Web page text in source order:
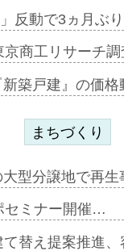
反動で3ヵ月ぶ
京商工リサーチ
築戸建』の価
まちづくり
型分譲地で再
セミナー開催…
替え提案推進